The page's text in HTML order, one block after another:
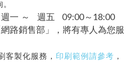
週一 ～ 週五 09:00～18:00
路銷售部」，將有專人為您服
客製化服務， 印刷範例請參考 ，